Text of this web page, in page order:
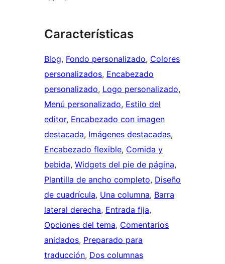
Características
Blog, Fondo personalizado, Colores
personalizados, Encabezado
personalizado, Logo personalizado
Menú personalizado, Estilo del
editor, Encabezado con imagen
destacada, Imágenes destacadas
Encabezado flexible, Comida y
bebida, Widgets del pie de página
Plantilla de ancho completo, Diseño
de cuadrícula, Una columna, Barra
lateral derecha, Entrada fija
Opciones del tema, Comentarios
anidados, Preparado para
traducción, Dos columnas